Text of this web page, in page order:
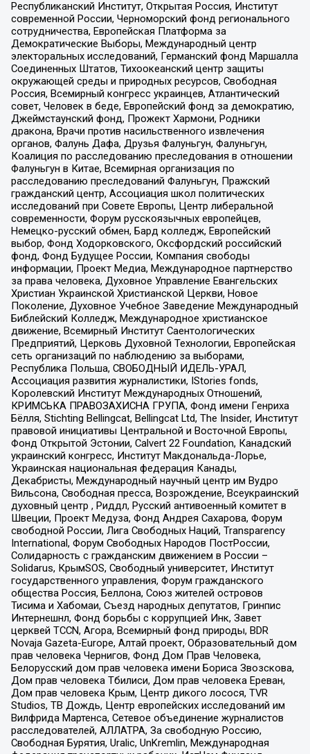
Республиканский Институт, Открытая Россия, Институт
современной России, Черноморский фонд регионального
сотрудничества, Европейская Платформа за
Демократические Выборы, Международный центр
электоральных исследований, Германский фонд Маршалла
Соединенных Штатов, Тихоокеанский центр защиты
окружающей среды и природных ресурсов, Свободная
Россия, Всемирный конгресс украинцев, Атлантический
совет, Человек в беде, Европейский фонд за демократию,
Джеймстаунский фонд, Прожект Хармони, Родники
дракона, Врачи против насильственного извлечения
органов, Фалунь Дафа, Друзья Фалуньгун, Фалуньгун,
Коалиция по расследованию преследования в отношении
Фалуньгун в Китае, Всемирная организация по
расследованию преследований Фалуньгун, Пражский
гражданский центр, Ассоциация школ политических
исследований при Совете Европы, Центр либеральной
современности, Форум русскоязычных европейцев,
Немецко-русский обмен, Бард колледж, Европейский
выбор, Фонд Ходорковского, Оксфордский российский
фонд, Фонд Будущее России, Компания свободы
информации, Проект Медиа, Международное партнерство
за права человека, Духовное Управление Евангельских
Христиан Украинской Христианской Церкви, Новое
Поколение, Духовное Учебное Заведение Международный
Библейский Колледж, Международное христианское
движение, Всемирный Институт Саентологических
Предприятий, Церковь Духовной Технологии, Европейская
сеть организаций по наблюдению за выборами,
Республика Польша, СВОБОДНЫЙ ИДЕЛЬ-УРАЛ,
Ассоциация развития журналистики, IStories fonds,
Королевский Институт Международных Отношений,
КРИМСЬКА ПРАВОЗАХИСНА ГРУПА, Фонд имени Генриха
Бёлля, Stichting Bellingcat, Bellingcat Ltd, The Insider, Институт
правовой инициативы Центральной и Восточной Европы,
Фонд Открытой Эстонии, Calvert 22 Foundation, Канадский
украинский конгресс, Институт Макдональда-Лорье,
Украинская национальная федерация Канады,
Декабристы, Международный научный центр им Вудро
Вильсона, Свободная пресса, Возрождение, Всеукраинский
духовный центр , Риддл, Русский антивоенный комитет в
Швеции, Проект Медуза, Фонд Андрея Сахарова, Форум
свободной России, Лига Свободных Наций, Transparеncy
International, Форум Свободных Народов ПостРоссии,
Солидарность с гражданским движением в России –
Solidarus, КрымSOS, Свободный университет, Институт
государственного управления, Форум гражданского
общества Россия, Беллона, Союз жителей островов
Тисима и Хабомаи, Съезд народных депутатов, Гринпис
Интернешнл, Фонд борьбы с коррупцией Инк, Завет
церквей TCCN, Агора, Всемирный фонд природы, BDR
Novaja Gazeta-Europe, Алтай проект, Образовательный дом
прав человека Чернигов, Фонд Дом Прав Человека,
Белорусский дом прав человека имени Бориса Звозскова,
Дом прав человека Тбилиси, Дом прав человека Ереван,
Дом прав человека Крым, Центр дикого лосося, TVR
Studios, ТВ Дождь, Центр европейских исследований им
Вилфрида Мартенса, Сетевое объединение журналистов
расследователей, АЛЛАТРА, За свободную Россию,
Свободная Бурятия, Uralic, UnKremlin, Международная